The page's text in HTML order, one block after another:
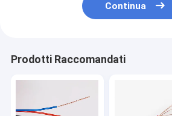
Continua
Prodotti Raccomandati